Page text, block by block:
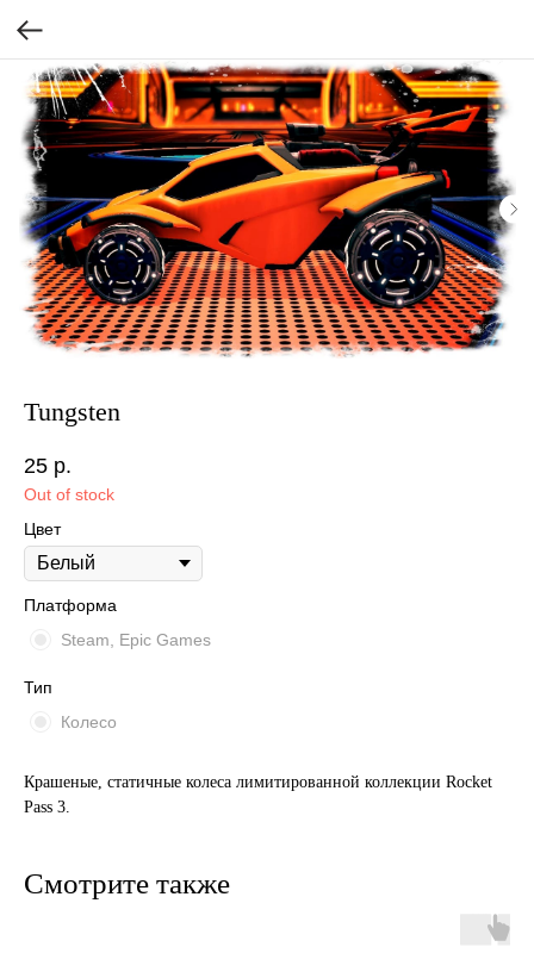
Tungsten
25 р.
Out of stock
Цвет
Платформа
Steam, Epic Games
Тип
Колесо
Крашеные, статичные колеса лимитированной коллекции Rocket
Pass 3.
Смотрите также